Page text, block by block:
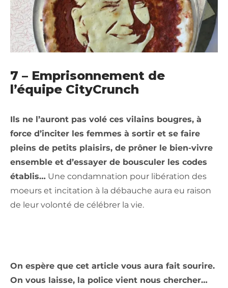
7 – Emprisonnement de
l’équipe CityCrunch
Ils ne l’auront pas volé ces vilains bougres, à
force d’inciter les femmes à sortir et se faire
pleins de petits plaisirs, de prôner le bien-vivre
ensemble et d’essayer de bousculer les codes
établis… Une condamnation pour libération des
moeurs et incitation à la débauche aura eu raison
de leur volonté de célébrer la vie.
On espère que cet article vous aura fait sourire.
On vous laisse, la police vient nous chercher…